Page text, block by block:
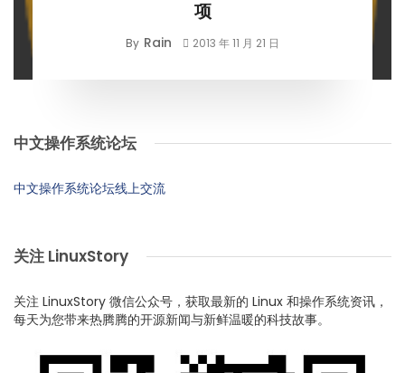
项
By Rain 2013 年 11 月 21 日
中文操作系统论坛
中文操作系统论坛线上交流
关注 LinuxStory
关注 LinuxStory 微信公众号，获取最新的 Linux 和操作系统资讯，
每天为您带来热腾腾的开源新闻与新鲜温暖的科技故事。